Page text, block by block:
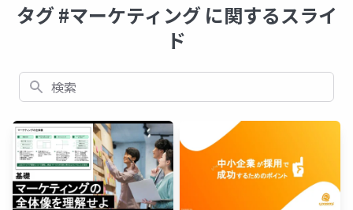
タグ #マーケティング に関するスライ
ド
検索